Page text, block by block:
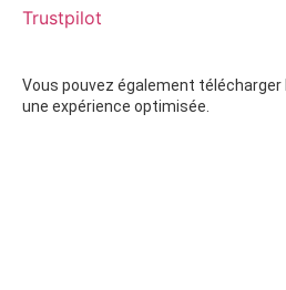
Trustpilot
Vous pouvez également télécharger
une expérience optimisée.